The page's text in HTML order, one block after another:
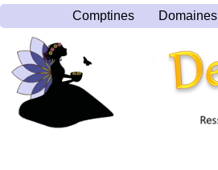
Comptines Domaines